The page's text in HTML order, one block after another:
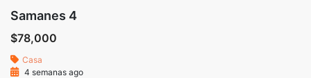
Samanes 4
$78,000
Casa
4 semanas ago